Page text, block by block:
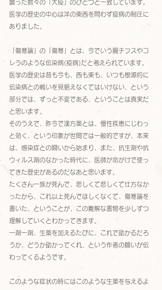
襲った数々の「大疫」のひとつと一致しています。
医学の歴史の中心は洋の東西を問わず疫病の制圧に
ありました。
「傷寒論」の「傷寒」とは、今でいう腸チフスやコ
レラのような伝染病(疫病)だと考えられています。
医学の歴史は昔も今も、西も東も、いつも根源的に
伝染病との戦いを見据えなくてはいけない、という
部分では、ずっと不変である、ということは真実だ
と思います。
そのうえで、昨今で漢方薬とは、慢性疾患にじわっ
と効く、という印象が世間では一般的ですが、本来
は、感染症との闘いから始まり、また、抗生剤や抗
ウィルス剤のなかった時代に、医師が命がけで使っ
てきた歴史があるのだなあと思います。
たくさん一族が死んで、悲しくて悲しくて仕方なか
ったから、これ以上死んでほしくなくて、傷寒論を
書いた、ということが、この難解な書物を少しずつ
理解していくとわかってきます。
一剤一剤、生薬を加えるたびに、これで助かるだろ
うか、どうか助かってくれ、という作者の願いが伝
わってくるようです。
このような症状の時にはこのような生薬を与えるよ